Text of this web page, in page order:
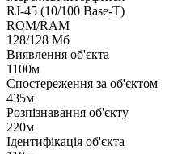
RJ-45 (10/100 Base-T)
ROM/RAM
128/128 Мб
Виявлення об'єкта
1100м
Спостереження за об'єктом
435м
Розпізнавання об'єкту
220м
Ідентифікація об'єкта